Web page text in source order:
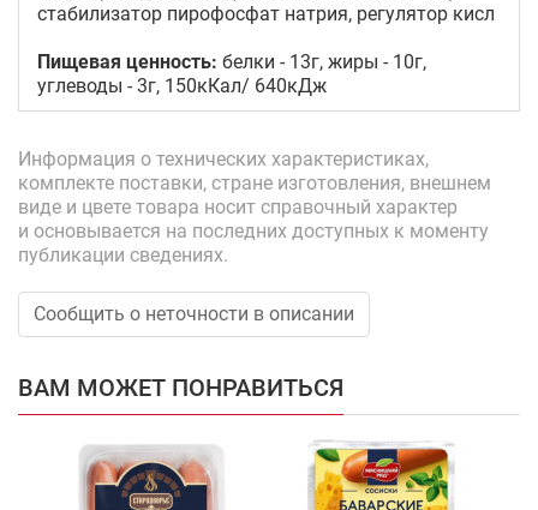
стабилизатор пирофосфат натрия, регулятор кисл
Пищевая ценность: белки - 13г, жиры - 10г,
углеводы - 3г, 150кКал/ 640кДж
Информация о технических характеристиках,
комплекте поставки, стране изготовления, внешнем
виде и цвете товара носит справочный характер
и основывается на последних доступных к моменту
публикации сведениях.
Сообщить о неточности в описании
ВАМ МОЖЕТ ПОНРАВИТЬСЯ